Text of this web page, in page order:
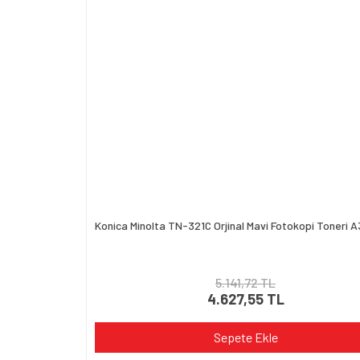
Konica Minolta TN-321C Orjinal Mavi Fotokopi Toneri
5.141,72 TL
4.627,55 TL
Sepete Ekle